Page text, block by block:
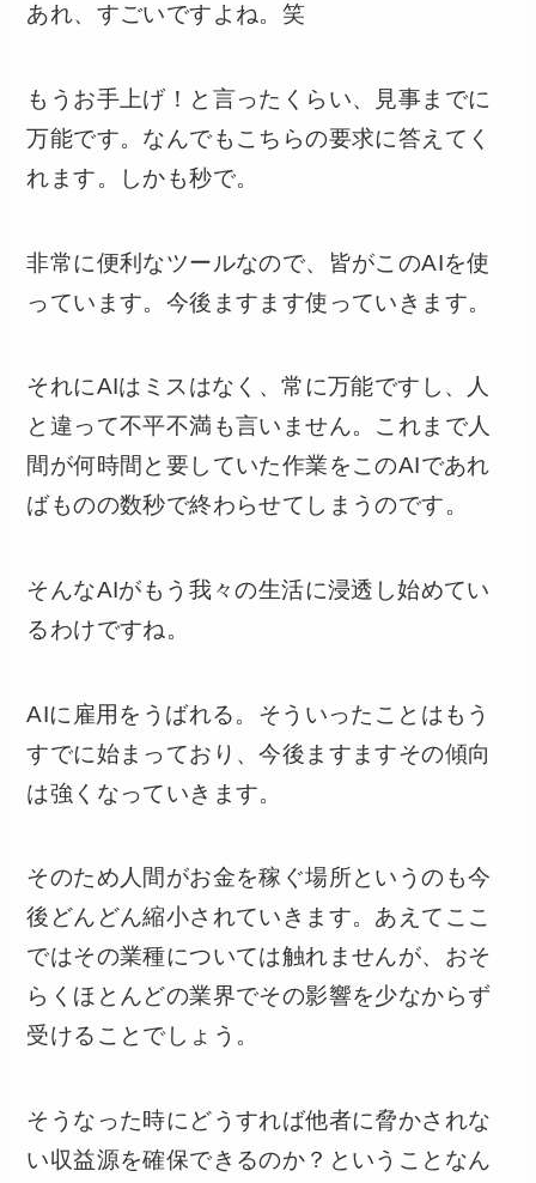
あれ、すごいですよね。笑
もうお手上げ！と言ったくらい、見事までに
万能です。なんでもこちらの要求に答えてく
れます。しかも秒で。
非常に便利なツールなので、皆がこのAIを使
っています。今後ますます使っていきます。
それにAIはミスはなく、常に万能ですし、人
と違って不平不満も言いません。これまで人
間が何時間と要していた作業をこのAIであれ
ばものの数秒で終わらせてしまうのです。
そんなAIがもう我々の生活に浸透し始めてい
るわけですね。
AIに雇用をうばれる。そういったことはもう
すでに始まっており、今後ますますその傾向
は強くなっていきます。
そのため人間がお金を稼ぐ場所というのも今
後どんどん縮小されていきます。あえてここ
ではその業種については触れませんが、おそ
らくほとんどの業界でその影響を少なからず
受けることでしょう。
そうなった時にどうすれば他者に脅かされな
い収益源を確保できるのか？ということなん